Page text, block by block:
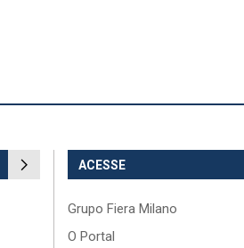
ACESSE
Grupo Fiera Milano
O Portal